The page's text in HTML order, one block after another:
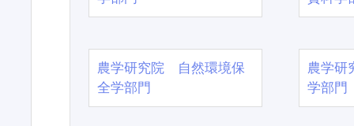
農学研究院 自然環境保
全学部門
農学
学部門